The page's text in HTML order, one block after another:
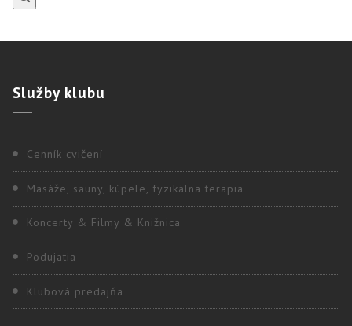
Službyklubu
Cenník cvičení
Masáže, sauny, kúpele, fyzikálna terapia
Koncerty & Filmy & Knižnica
Podujatia
Klubová predajňa